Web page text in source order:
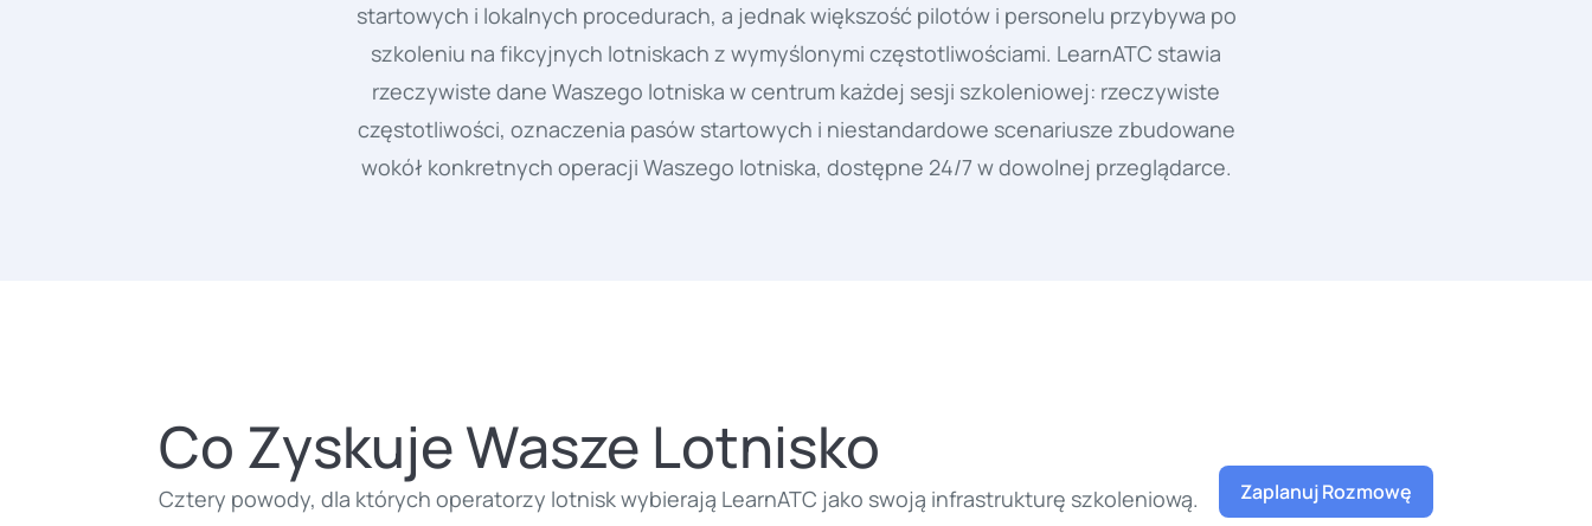
startowych i lokalnych procedurach, a jednak większość pilotów i personelu przybywa po
szkoleniu na fikcyjnych lotniskach z wymyślonymi częstotliwościami. LearnATC stawia
rzeczywiste dane Waszego lotniska w centrum każdej sesji szkoleniowej: rzeczywiste
częstotliwości, oznaczenia pasów startowych i niestandardowe scenariusze zbudowane
wokół konkretnych operacji Waszego lotniska, dostępne 24/7 w dowolnej przeglądarce.
Co Zyskuje Wasze Lotnisko
Cztery powody, dla których operatorzy lotnisk wybierają LearnATC jako swoją infrastrukturę szkoleniową. Zaplanuj Rozmowę